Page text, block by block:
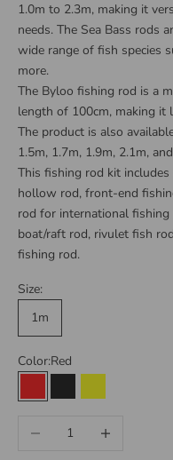
1.0m to 2.3m, making it
needs. The Sea Bass rods
wide range of fish species
more.
The Byloo fishing rod is a
length of 100cm, making it
The product is also
1.5m, 1.7m, 1.9m, 2.1m,
This fishing rod kit
hollow rod, front-end
rod for international
boat/raft rod, rivulet fish
fishing rod.
Size:
1m
Color:Red
Red BlackYellow
Decrease quantityIncrease quantity